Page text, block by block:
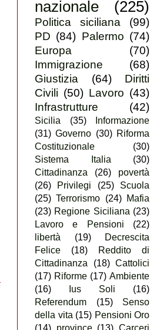
nazionale
(225)
Politica siciliana
(99)
PD (84) Palermo (74)
Europa
(70)
Immigrazione
(68)
Giustizia
(64)
Diritti
Civili (50) Lavoro (43)
Infrastrutture
(42)
Sicilia (35)
Informazione
(31) Governo (30) Riforma
Costituzionale
(30)
Sistema Italia
(30)
Cittadinanza
(26)
povertà
(26)
Privilegi (25)
Scuola
(25) Terrorismo (24)
Mafia
(23) Regione Siciliana (23)
Lavoro e Pensioni
(22)
libertà
(19)
Decrescita
Felice
(18)
Reddito di
Cittadinanza
(18) Cattolici
(17) Riforme (17) Ambiente
(16)
Ius Soli
(16)
Referendum
(15)
Senso
della vita (15) Pensioni Oro